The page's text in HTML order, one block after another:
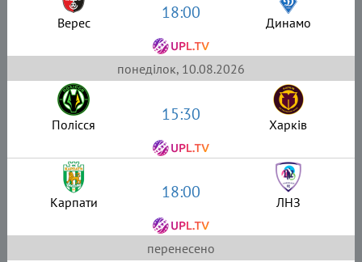
Верес 18:00 Динамо
понеділок, 10.08.2026
Полісся 15:30 Харків
Карпати 18:00 ЛНЗ
перенесено